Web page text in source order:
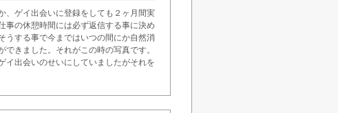
、ゲイ出会いに登録をしても２ヶ月間実
事の休憩時間には必ず返信する事に決め
うする事で今まではいつの間にか自然消
きました。それがこの時の写真です。
イ出会いのせいにしていましたがそれを